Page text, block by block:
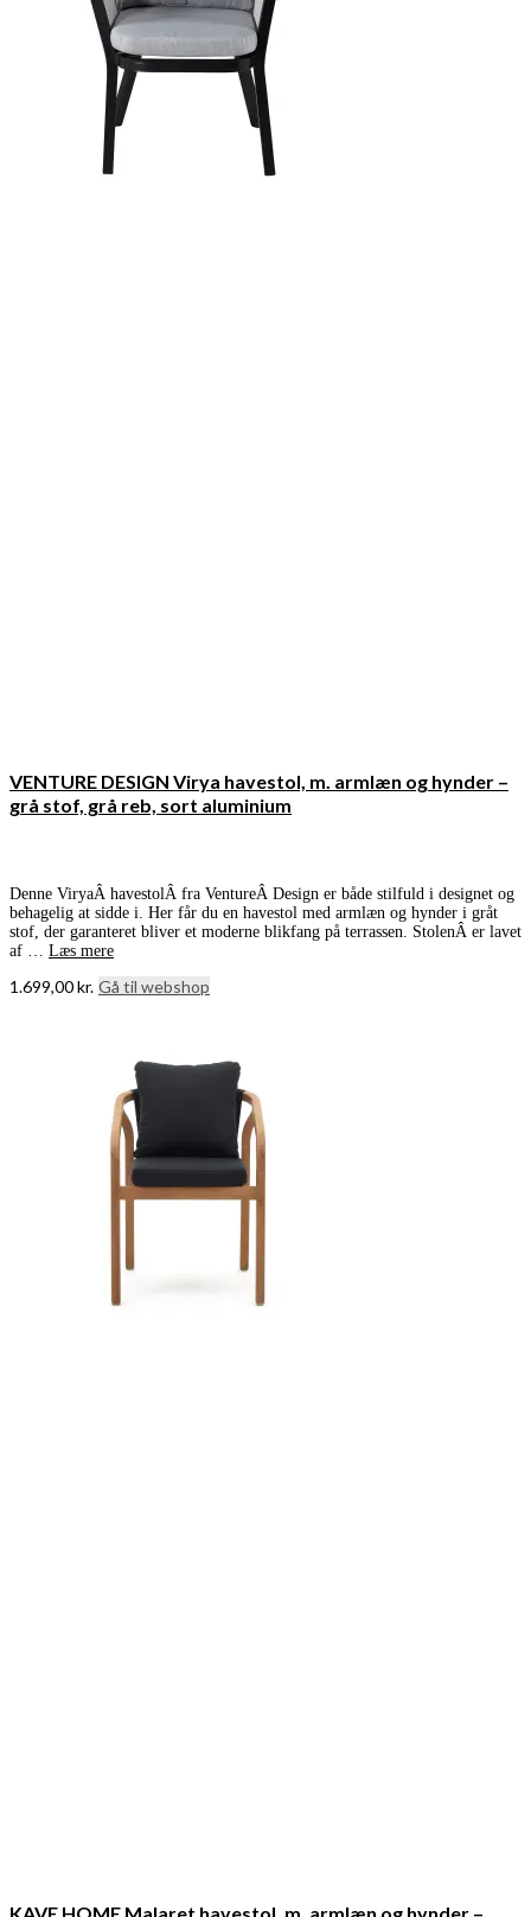
VENTURE DESIGN Virya havestol, m. armlæn og hynder –
grå stof, grå reb, sort aluminium
Denne ViryaÂ havestolÂ fra VentureÂ Design er både stilfuld i designet og
behagelig at sidde i. Her får du en havestol med armlæn og hynder i gråt
stof, der garanteret bliver et moderne blikfang på terrassen. StolenÂ er lavet
af … Læs mere
1.699,00kr. Gå til webshop